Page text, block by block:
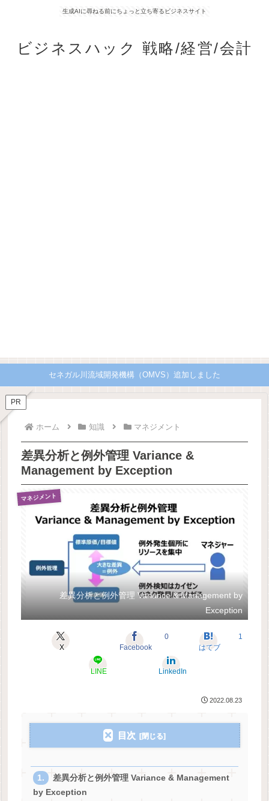
生成AIに尋ねる前にちょっと立ち寄るビジネスサイト
ビジネスハック 戦略/経営/会計
セネガル川流域開発機構（OMVS）追加しました
PR
ホーム 知識 マネジメント
差異分析と例外管理 Variance &
Management by Exception
マネジメント
差異分析と例外管理 Variance & Management by
Exception
X Facebook
0
はてブ
1
LINE LinkedIn
2022.08.23
目次
差異分析と例外管理 Variance & Management
by Exception